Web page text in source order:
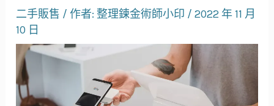
二手販售 / 作者: 整理鍊金術師小印 /2022 年 11 月
10 日